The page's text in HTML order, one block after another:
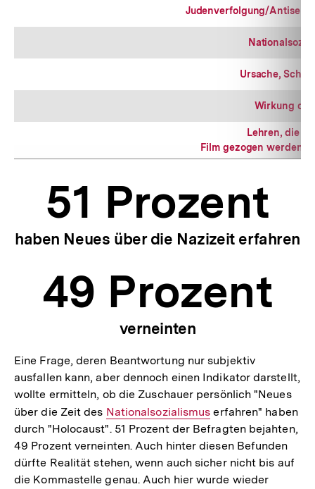
Judenverfolgung/
Ursache,
Wirkung
Lehren, die
Film gezogen werden
51 Prozent
haben Neues über die Nazizeit erfahren
49 Prozent
verneinten
Eine Frage, deren Beantwortung nur subjektiv
ausfallen kann, aber dennoch einen Indikator darstellt,
wollte ermitteln, ob die Zuschauer persönlich "Neues
über die Zeit des Interner
Link:
Nationalsozialismus erfahren" haben
durch "Holocaust". 51 Prozent der Befragten bejahten,
49 Prozent verneinten. Auch hinter diesen Befunden
dürfte Realität stehen, wenn auch sicher nicht bis auf
die Kommastelle genau. Auch hier wurde wieder